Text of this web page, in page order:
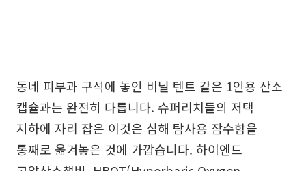
동네 피부과 구석에 놓인 비닐 텐트 같은 1인용 산소
캡슐과는 완전히 다릅니다. 슈퍼리치들의 저택
지하에 자리 잡은 이것은 심해 탐사용 잠수함을
통째로 옮겨놓은 것에 가깝습니다. 하이엔드